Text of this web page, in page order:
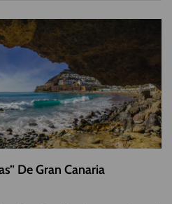
De Gran Canaria